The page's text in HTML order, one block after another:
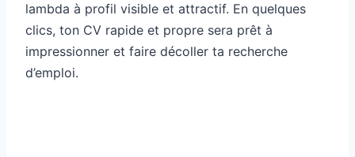
lambda à profil visible et attractif. En quelques
clics, ton CV rapide et propre sera prêt à
impressionner et faire décoller ta recherche
d’emploi.